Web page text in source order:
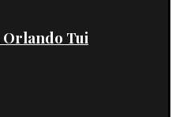
Orlando Tui